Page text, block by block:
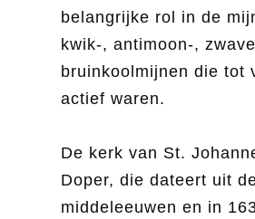
belangrijke rol in de
kwik-, antimoon-,
bruinkoolmijnen die tot
actief waren.
De kerk van St.
Doper, die dateert uit
middeleeuwen en in